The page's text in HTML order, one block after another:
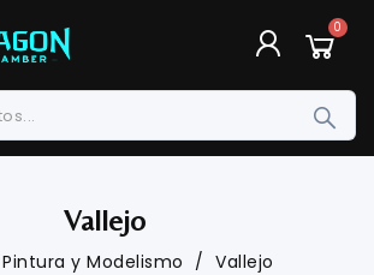
Vallejo
Pintura y Modelismo Vallejo